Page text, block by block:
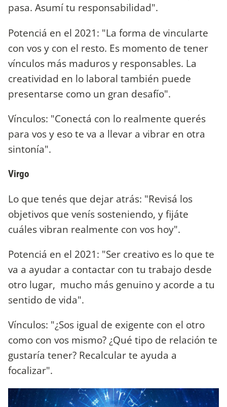
pasa. Asumí tu responsabilidad".
Potenciá en el 2021: "La forma de vincularte
con vos y con el resto. Es momento de tener
vínculos más maduros y responsables. La
creatividad en lo laboral también puede
presentarse como un gran desafío".
Vínculos: "Conectá con lo realmente querés
para vos y eso te va a llevar a vibrar en otra
sintonía".
Virgo
Lo que tenés que dejar atrás: "Revisá los
objetivos que venís sosteniendo, y fijáte
cuáles vibran realmente con vos hoy".
Potenciá en el 2021: "Ser creativo es lo que te
va a ayudar a contactar con tu trabajo desde
otro lugar, mucho más genuino y acorde a tu
sentido de vida".
Vínculos: "¿Sos igual de exigente con el otro
como con vos mismo? ¿Qué tipo de relación te
gustaría tener? Recalcular te ayuda a
focalizar".